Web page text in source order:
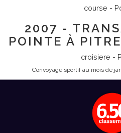
course -
2007 -
POINTE À
croisiere -
Convoyage sportif au mois de